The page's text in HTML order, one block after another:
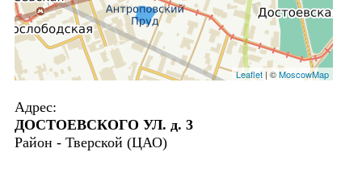
Leaflet| ©MoscowMap
Адрес:
ДОСТОЕВСКОГО УЛ. д. 3
Район - Тверской (ЦАО)